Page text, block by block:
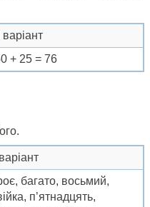
ІІ варіант
+ 25 = 76
варіант
багато, восьмий,
п’ятнадцять,